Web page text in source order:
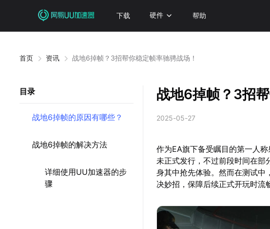
下载 硬件 帮助
首页 资讯 战地6掉帧？3招帮你稳定帧率驰骋战场！
目录
战地6掉帧的原因有哪些？
战地6掉帧的解决方法
详细使用UU加速器的步
骤
战地6掉帧？3招
2025-05-27
作为EA旗下备受瞩目的第一人
未正式发行，不过前段时间在部
身其中抢先体验。然而在测试中
决妙招，保障后续正式开玩时流